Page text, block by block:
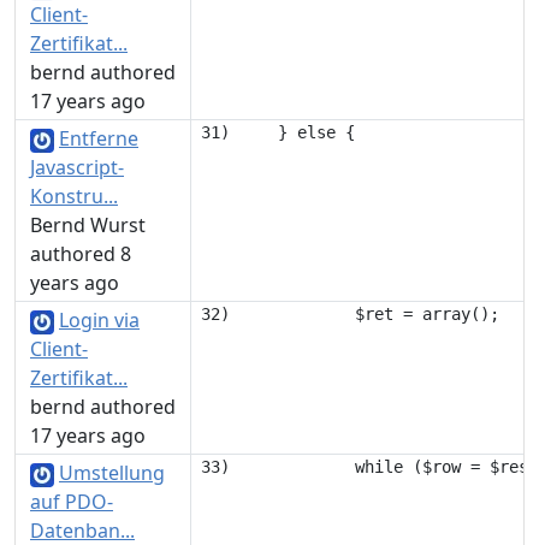
Client-
Zertifikat...
bernd authored
17 years ago
Entferne
Javascript-
Konstru...
Bernd Wurst
authored 8
years ago
Login via
Client-
Zertifikat...
bernd authored
17 years ago
Umstellung
auf PDO-
Datenban...